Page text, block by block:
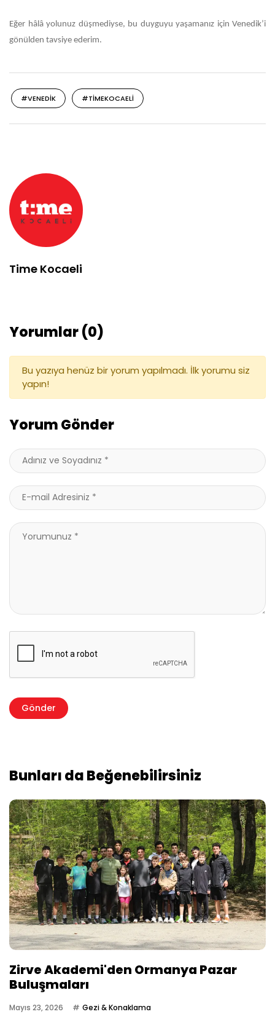
Eğer hâlâ yolunuz düşmediyse, bu duyguyu yaşamanız için Venedik’i
gönülden tavsiye ederim.
#VENEDIK #TIMEKOCAELI
Time Kocaeli
Yorumlar (0)
Bu yazıya henüz bir yorum yapılmadı. İlk yorumu siz
yapın!
Yorum Gönder
Bunları da Beğenebilirsiniz
Zirve Akademi'den Ormanya Pazar
Buluşmaları
Mayıs 23, 2026 Gezi & Konaklama